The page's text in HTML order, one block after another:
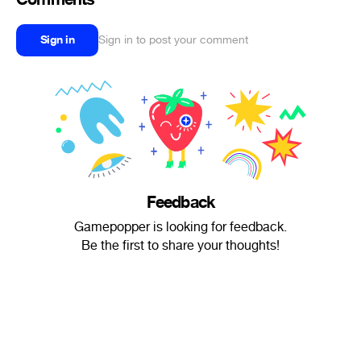
Sign in Sign in to post your comment
Feedback
Gamepopper is looking for feedback.
Be the first to share your thoughts!